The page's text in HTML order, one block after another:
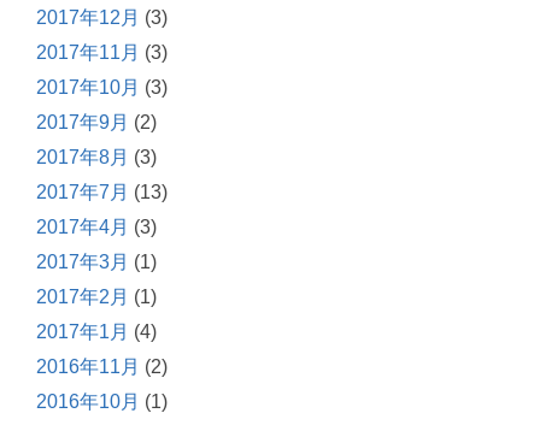
2017年12月 (3)
2017年11月 (3)
2017年10月 (3)
2017年9月 (2)
2017年8月 (3)
2017年7月 (13)
2017年4月 (3)
2017年3月 (1)
2017年2月 (1)
2017年1月 (4)
2016年11月 (2)
2016年10月 (1)